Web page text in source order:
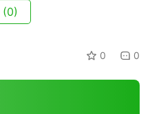
(0)
0 0